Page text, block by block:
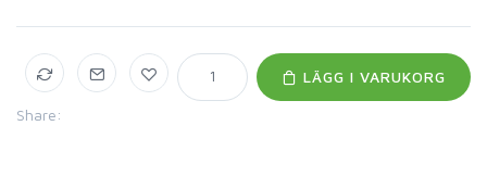
Share:
LÄGG I VARUKORG